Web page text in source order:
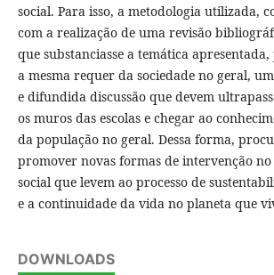
social. Para isso, a metodologia utilizada,
com a realização de uma revisão
que substanciasse a temática apresentada,
a mesma requer da sociedade no geral,
e difundida discussão que devem
os muros das escolas e chegar ao
da população no geral. Dessa forma,
promover novas formas de intervenção no
social que levem ao processo de
e a continuidade da vida no planeta que
DOWNLOADS